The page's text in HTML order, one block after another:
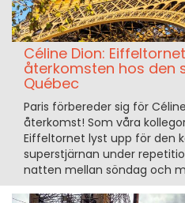
Céline Dion:
återkomsten hos den
Québec
Paris förbereder sig för
återkomst! Som våra
Eiffeltornet lyst upp för den
superstjärnan under
natten mellan söndag och